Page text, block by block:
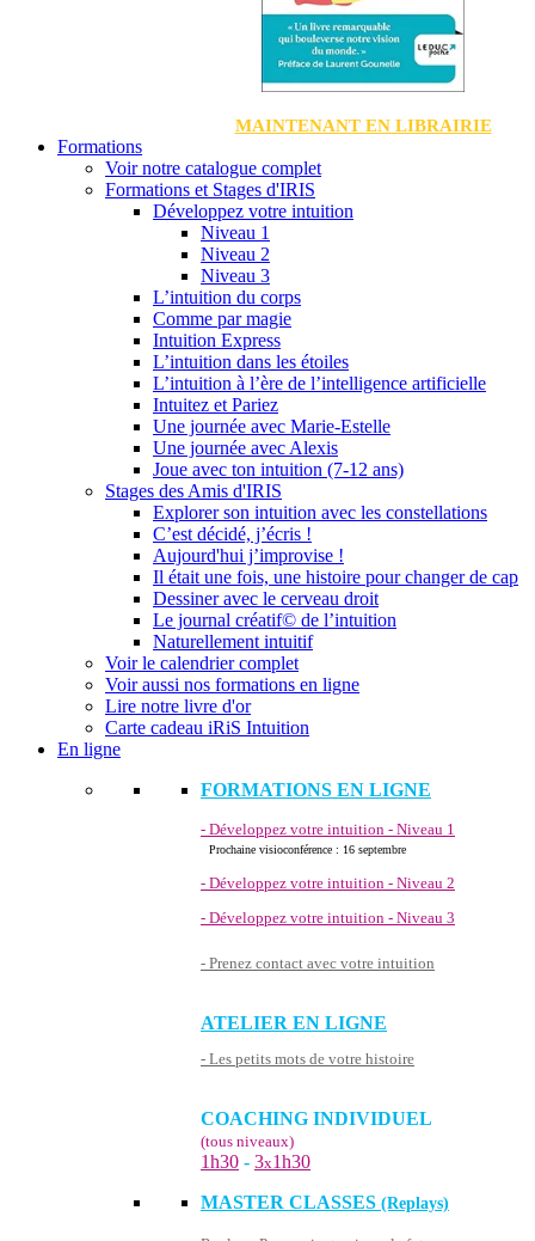
MAINTENANT EN LIBRAIRIE
Formations
Voir notre catalogue complet
Formations et Stages d'IRIS
Développez votre intuition
Niveau 1
Niveau 2
Niveau 3
L’intuition du corps
Comme par magie
Intuition Express
L’intuition dans les étoiles
L’intuition à l’ère de l’intelligence artificielle
Intuitez et Pariez
Une journée avec Marie-Estelle
Une journée avec Alexis
Joue avec ton intuition (7-12 ans)
Stages des Amis d'IRIS
Explorer son intuition avec les constellations
C’est décidé, j’écris !
Aujourd'hui j’improvise !
Il était une fois, une histoire pour changer de cap
Dessiner avec le cerveau droit
Le journal créatif© de l’intuition
Naturellement intuitif
Voir le calendrier complet
Voir aussi nos formations en ligne
Lire notre livre d'or
Carte cadeau iRiS Intuition
En ligne
FORMATIONS EN LIGNE
- Développez votre intuition - Niveau 1
Prochaine visioconférence : 16 septembre
- Développez votre intuition - Niveau 2
- Développez votre intuition - Niveau 3
- Prenez contact avec votre intuition
ATELIER EN LIGNE
- Les petits mots de votre histoire
COACHING INDIVIDUEL
(tous niveaux)
1h30 - 3x1h30
MASTER CLASSES (Replays)